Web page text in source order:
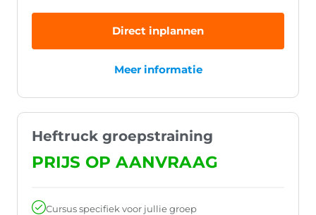
Direct inplannen
Meer informatie
Heftruck groepstraining
PRIJS OP AANVRAAG
Cursus specifiek voor jullie groep